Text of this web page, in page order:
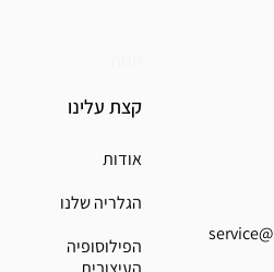
קצת עלינו
אודות
הגלריה שלנו
הפילוסופיה